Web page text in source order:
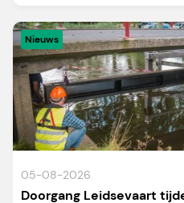
Nieuws
05-08-2026
Doorgang Leidsevaart